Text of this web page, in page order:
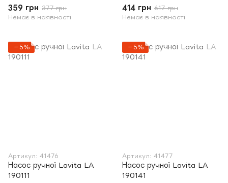
359 грн 377 грн
Немає в наявності
414 грн 617 грн
Немає в наявності
−5%
Артикул: 41476
Насос ручної Lavita LA
190111
−5%
Артикул: 41477
Насос ручної Lavita LA
190141